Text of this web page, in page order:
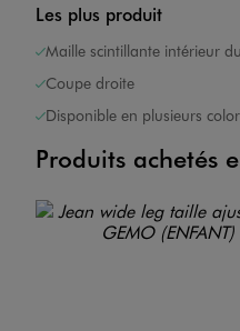
Les plus produit
Maille scintillante intérieur
Coupe droite
Disponible en plusieurs
Produits achetés